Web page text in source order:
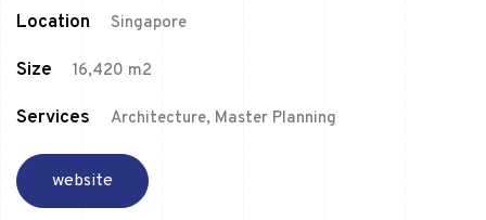
Location Singapore
Size 16,420 m2
Services Architecture, Master Planning
website